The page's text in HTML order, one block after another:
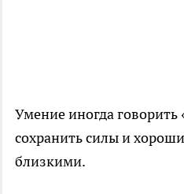
Умение иногда говорить
сохранить силы и
близкими.